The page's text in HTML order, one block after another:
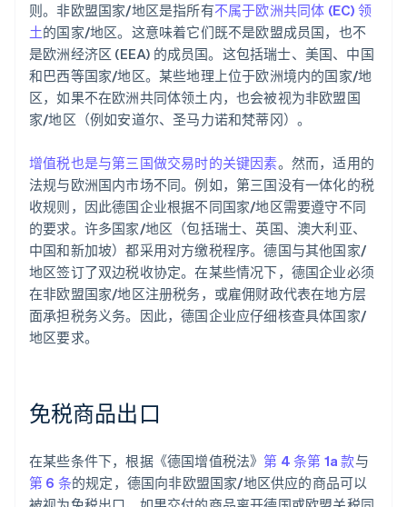
则。非欧盟国家/地区是指所有不属于欧洲共同体 (EC) 领
土的国家/地区。这意味着它们既不是欧盟成员国，也不
是欧洲经济区 (EEA) 的成员国。这包括瑞士、美国、中国
和巴西等国家/地区。某些地理上位于欧洲境内的国家/地
区，如果不在欧洲共同体领土内，也会被视为非欧盟国
家/地区（例如安道尔、圣马力诺和梵蒂冈）。
增值税也是与第三国做交易时的关键因素。然而，适用的
法规与欧洲国内市场不同。例如，第三国没有一体化的税
收规则，因此德国企业根据不同国家/地区需要遵守不同
的要求。许多国家/地区（包括瑞士、英国、澳大利亚、
中国和新加坡）都采用对方缴税程序。德国与其他国家/
地区签订了双边税收协定。在某些情况下，德国企业必须
在非欧盟国家/地区注册税务，或雇佣财政代表在地方层
面承担税务义务。因此，德国企业应仔细核查具体国家/
地区要求。
免税商品出口
在某些条件下，根据《德国增值税法》 第 4 条第 1a 款与
第 6 条的规定，德国向非欧盟国家/地区供应的商品可以